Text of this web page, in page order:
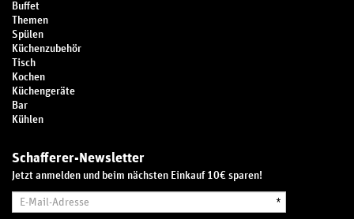
Buffet
Themen
Spülen
Küchenzubehör
Tisch
Kochen
Küchengeräte
Bar
Kühlen
Schafferer-Newsletter
Jetzt anmelden und beim nächsten Einkauf 10€ sparen!
Mail-
*